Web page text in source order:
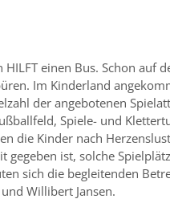
einen Bus. Schon auf
Im Kinderland
der angebotenen
Spiele- und
die Kinder nach
ist, solche
sich die begleitenden
Willibert Jansen.